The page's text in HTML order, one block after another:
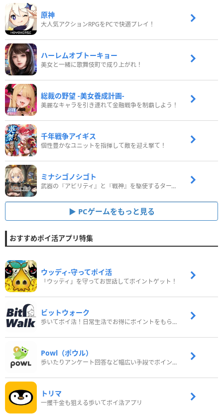
原神
大人気アクションRPGをPCで快適プレイ！
ハーレムオブトーキョー
美女と一緒に歌舞伎町で成り上がれ！
総裁の野望 -美女養成計画-
美麗なキャラを引き連れて金融戦争を制覇しよう！
千年戦争アイギス
個性豊かなユニットを指揮して敵を迎え撃て！
ミナシゴノシゴト
武器の『アビリティ』と『戦神』を駆使するターン制コマンドバトルRPG！
PCゲームをもっと見る
おすすめポイ活アプリ特集
ウッディ‐守ってポイ活
「ウッディ」を守ってお世話してポイントゲット！
ビットウォーク
歩いてポイ活！日常生活でお得にポイントをもらおう
Powl（ポウル）
歩いたりアンケート回答など幅広い手段でポイントをゲット
トリマ
一攫千金も狙える歩いてポイ活アプリ